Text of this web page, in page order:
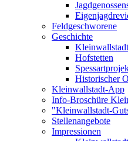
Feldgeschworene
Geschichte
Kleinwallstadt
Hofstetten
Historischer
Kleinwallstadt-App
Info-Broschüre
"Kleinwallstadt-
Stellenangebote
Impressionen